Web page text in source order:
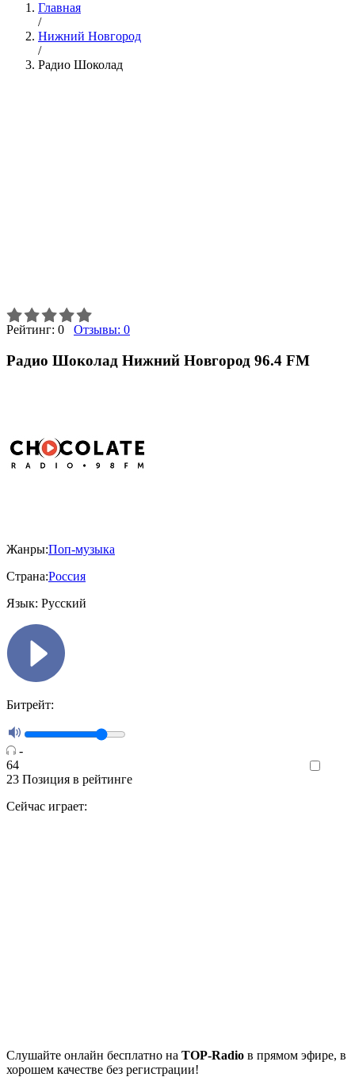
Главная
/
Нижний Новгород
/
Радио Шоколад
Рейтинг: 0 Отзывы: 0
Радио Шоколад Нижний Новгород 96.4 FM
Жанры:Поп-музыка
Страна:Россия
Язык: Русский
Битрейт:
-
64
23 Позиция в рейтинге
Сейчас играет:
Cлушайте онлайн бесплатно на TOP-Radio в прямом эфире, в
хорошем качестве без регистрации!